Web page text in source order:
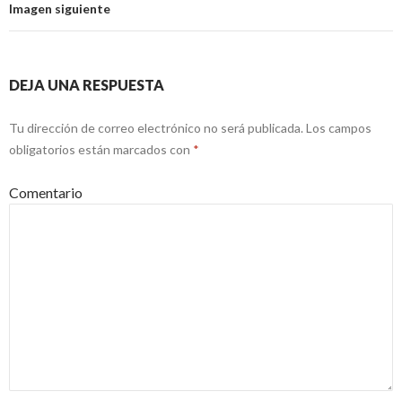
Imagen siguiente
DEJA UNA RESPUESTA
Tu dirección de correo electrónico no será publicada. Los campos
obligatorios están marcados con *
Comentario